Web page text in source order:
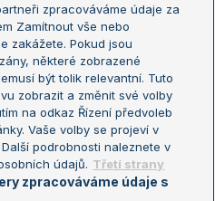
US Open
Turnaj mistrů
Turnaj mistryň
zpracováváme údaje za
Zamítnout vše nebo
zakážete. Pokud jsou
některé zobrazené
být tolik relevantní. Tuto
zobrazit a změnit své volby
na odkaz Řízení předvoleb
Vaše volby se projeví v
podrobnosti naleznete v
údajů. Třetí strany
zpracováváme údaje s